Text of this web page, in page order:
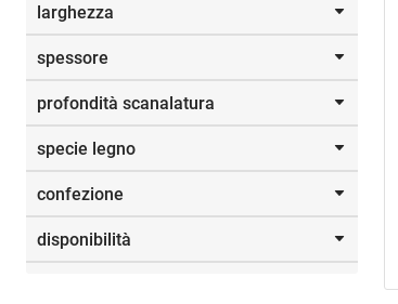
plastica rinforzata con fibra di vetro
larghezza
spessore
3.0 mm (1)
profondità scanalatura
specie legno
faggio (3)
confezione
disponibilità